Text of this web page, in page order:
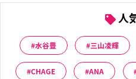
人
水谷豊 三山凌輝
CHAGE ANA